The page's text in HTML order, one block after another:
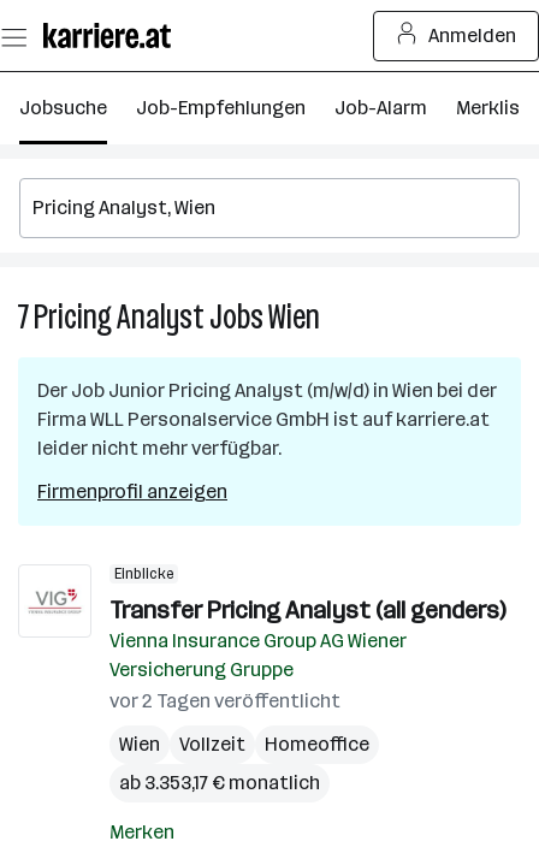
Seiteninhalt
springen
Anmelden
Jobsuche Job-Empfehlungen Job-Alarm Merkliste
7Pricing AnalystJobsWien
Jobs
in
Der Job Junior Pricing Analyst (m/w/d) in Wien bei der
Firma WLL Personalservice GmbH ist auf karriere.at
leider nicht mehr verfügbar.
Firmenprofil anzeigen
Einblicke
Transfer Pricing Analyst (all genders)
Vienna Insurance Group AG Wiener
Versicherung Gruppe
vor 2 Tagen veröffentlicht
Wien
Vollzeit
Homeoffice
ab 3.353,17 € monatlich
Merken